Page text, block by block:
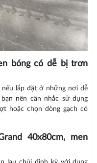
bóng có dễ bị trơn
nếu lắp đặt ở những nơi dễ
nên cân nhắc sử dụng
hoặc chọn dòng gạch có
40x80cm, men